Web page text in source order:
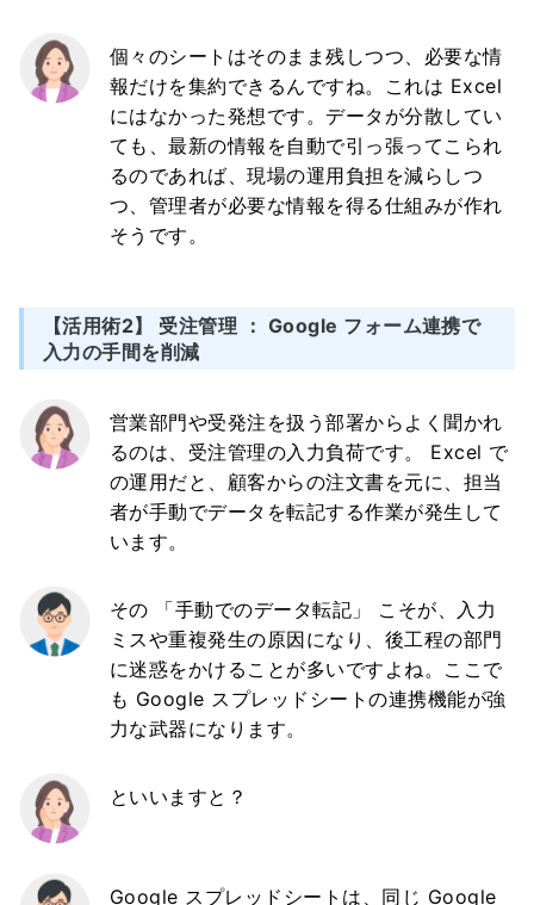
個々のシートはそのまま残しつつ、必要な情
報だけを集約できるんですね。これは Excel
にはなかった発想です。データが分散してい
ても、最新の情報を自動で引っ張ってこられ
るのであれば、現場の運用負担を減らしつ
つ、管理者が必要な情報を得る仕組みが作れ
そうです。
【活用術2】 受注管理 ： Google フォーム連携で
入力の手間を削減
営業部門や受発注を扱う部署からよく聞かれ
るのは、受注管理の入力負荷です。 Excel で
の運用だと、顧客からの注文書を元に、担当
者が手動でデータを転記する作業が発生して
います。
その 「手動でのデータ転記」 こそが、入力
ミスや重複発生の原因になり、後工程の部門
に迷惑をかけることが多いですよね。ここで
も Google スプレッドシートの連携機能が強
力な武器になります。
といいますと？
Google スプレッドシートは、同じ Google